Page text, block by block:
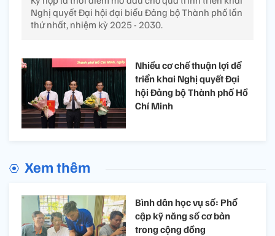
Nghị quyết Đại hội đại biểu Đảng bộ Thành phố lần
thứ nhất, nhiệm kỳ 2025 - 2030.
Nhiều cơ chế thuận lợi để
triển khai Nghị quyết Đại
hội Đảng bộ Thành phố Hồ
Chí Minh
Xem thêm
Bình dân học vụ số: Phổ
cập kỹ năng số cơ bản
trong cộng đồng